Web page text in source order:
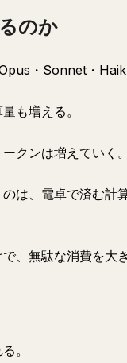
のか
・Sonnet・
も増える。
クンは増えていく。
は、電卓で済む計
、無駄な消費を大
。